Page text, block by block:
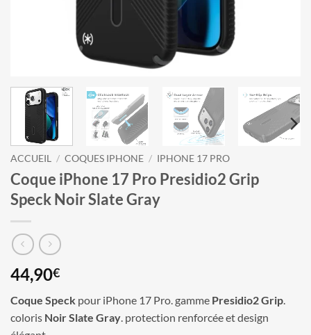
ACCUEIL / COQUES IPHONE / IPHONE 17 PRO
Coque iPhone 17 Pro Presidio2 Grip
Speck Noir Slate Gray
44,90€
Coque Speck pour iPhone 17 Pro. gamme Presidio2 Grip.
coloris Noir Slate Gray. protection renforcée et design